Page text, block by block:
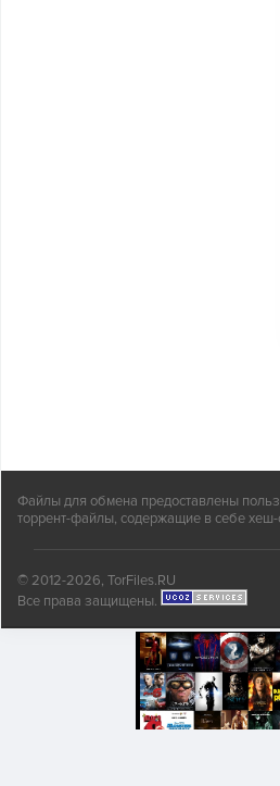
Файлы для обмена предоставлены
торрент-файлы, содержащие в себе
© 2012-2026, TorFiles.RU
Все права защищены.